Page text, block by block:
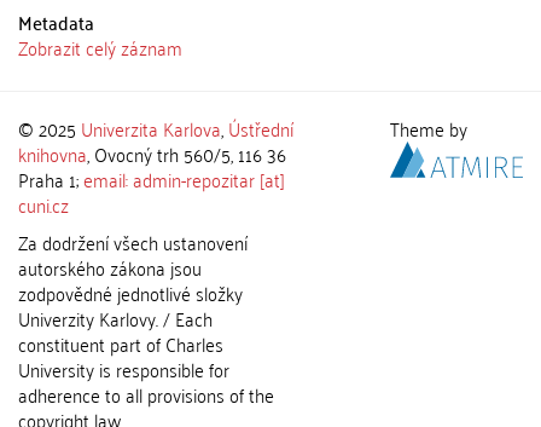
Metadata
Zobrazit celý záznam
© 2025 Univerzita Karlova,Ústřední
knihovna, Ovocný trh 560/5, 116 36
Praha 1;email: admin-repozitar [at]
cuni.cz
Za dodržení všech ustanovení
autorského zákona jsou
zodpovědné jednotlivé složky
Univerzity Karlovy. / Each
constituent part of Charles
University is responsible for
adherence to all provisions of the
copyright law.
Theme by